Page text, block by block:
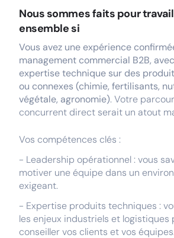
Nous sommes faits pour
ensemble si
Vous avez une expérience
management commercial B2B,
expertise technique sur des
ou connexes (chimie, fertilisants,
végétale, agronomie). Votre
concurrent direct serait un atout
Vos compétences clés :
- Leadership opérationnel : vous
motiver une équipe dans un
exigeant.
- Expertise produits techniques :
les enjeux industriels et logistiques
conseiller vos clients et vos